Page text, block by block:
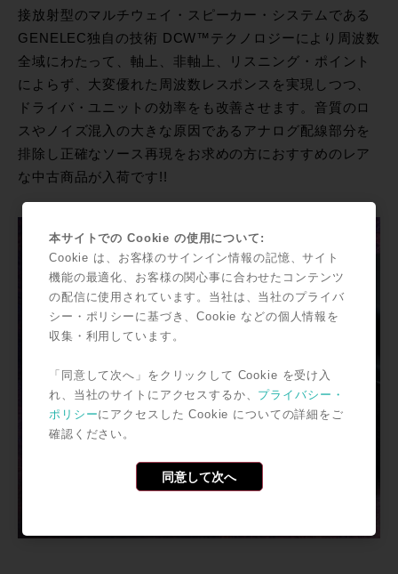
接放射型のマルチウェイ・スピーカー・システムである
GENELEC独自の技術 DCW™テクノロジーにより周波数
全域にわたって、軸上、非軸上、リスニング・ポイント
によらず、大変優れた周波数レスポンスを実現しつつ、
ドライバ・ユニットの効率をも改善させます。音質のロ
スやノイズ混入の大きな原因であるアナログ配線部分を
排除し正確なソース再現をお求めの方におすすめのレア
な中古商品が入荷です!!
本サイトでの Cookie の使用について:
Cookie は、お客様のサインイン情報の記憶、サイト
機能の最適化、お客様の関心事に合わせたコンテンツ
の配信に使用されています。当社は、当社のプライバ
シー・ポリシーに基づき、Cookie などの個人情報を
収集・利用しています。
「同意して次へ」をクリックして Cookie を受け入
れ、当社のサイトにアクセスするか、 プライバシー・
ポリシーにアクセスした Cookie についての詳細をご
確認ください。
同意して次へ